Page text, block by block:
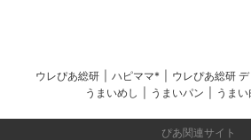
ウレぴあ総研 ハピママ* ウレぴあ総研
うまいめし
うまいパン うまい
ぴあ関連サイト